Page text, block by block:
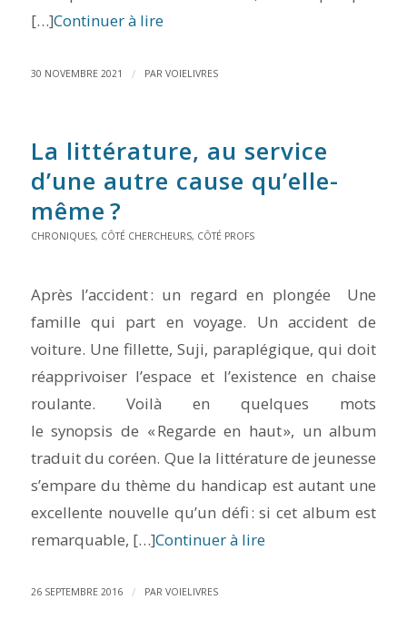
[…]Continuer à lire
30 NOVEMBRE 2021 / PAR VOIELIVRES
La littérature, au service
d’une autre cause qu’elle-
même ?
CHRONIQUES, CÔTÉ CHERCHEURS, CÔTÉ PROFS
Après l’accident : un regard en plongée Une
famille qui part en voyage. Un accident de
voiture. Une fillette, Suji, paraplégique, qui doit
réapprivoiser l’espace et l’existence en chaise
roulante. Voilà en quelques mots
le synopsis de « Regarde en haut », un album
traduit du coréen. Que la littérature de jeunesse
s’empare du thème du handicap est autant une
excellente nouvelle qu’un défi : si cet album est
remarquable, […]Continuer à lire
26 SEPTEMBRE 2016 / PAR VOIELIVRES